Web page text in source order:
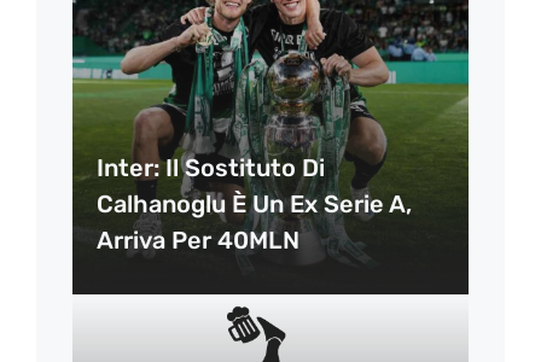
Inter: Il Sostituto Di
Calhanoglu È Un Ex Serie A,
Arriva Per 40MLN